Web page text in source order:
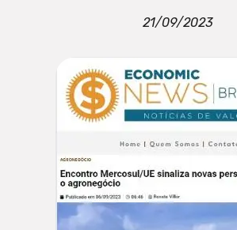
21/09/2023